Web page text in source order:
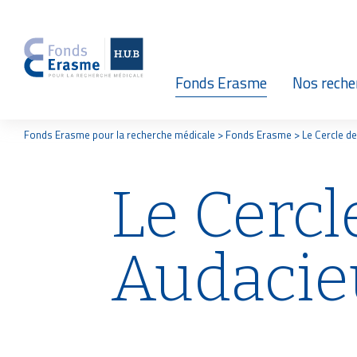
a
v
i
t
i
Fonds Erasme
Présentation
Brochures
Newsletters
Nos
Nos
Nos recherches
F
Fonds Erasme pour la recherche médicale Fonds Erasme Le Cercle
Le